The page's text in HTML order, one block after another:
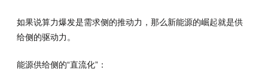
如果说算力爆发是需求侧的推动力，那么新能源的崛起就是供
给侧的驱动力。
能源供给侧的“直流化”：